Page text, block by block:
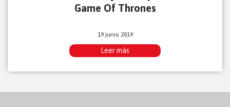
Game Of Thrones
19 junio 2019
Leer más